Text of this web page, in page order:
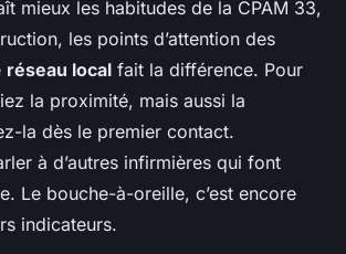
mieux les habitudes de la CPAM 33,
les points d’attention des
réseau local fait la différence. Pour
la proximité, mais aussi la
la dès le premier contact.
à d’autres infirmières qui font
Le bouche-à-oreille, c’est encore
indicateurs.